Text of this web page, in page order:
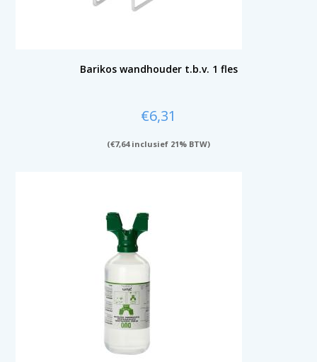
Barikos wandhouder t.b.v. 1 fles
€6,31
(€7,64inclusief 21% BTW)